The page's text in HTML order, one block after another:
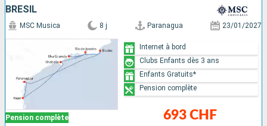
BRÉSIL
Pension complète
MSC Musica 8 j Paranagua 23/01/2027
693 CHF
Internet à bord
Clubs Enfants dès 3 ans
Enfants Gratuits*
Pension complète